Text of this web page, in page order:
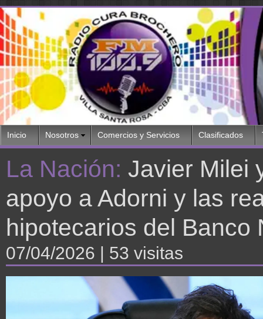
Inicio Nosotros Comercios y Servicios Clasificados
La Nación: Javier Milei
apoyo a Adorni y las
hipotecarios del Banco
07/04/2026 | 53 visitas